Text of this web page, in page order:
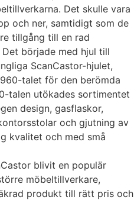
Det skulle vara
och ner, samtidigt som de
tillgång till en rad
började med hjul till
ScanCastor-hjulet,
talet för den berömda
talen utökades sortimentet
design, gasflaskor,
och gjutning av
kvalitet och med små
blivit en populär
möbeltillverkare,
produkt till rätt pris och